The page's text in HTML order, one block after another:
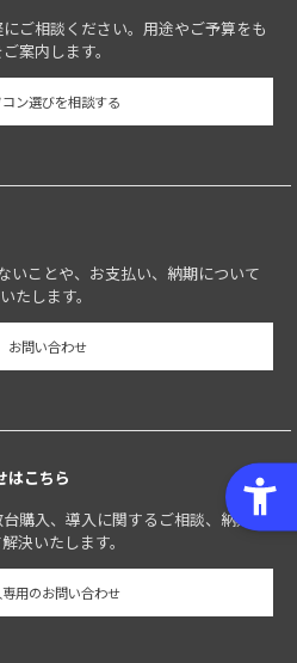
ご相談ください。用途やご予算をも
案内します。
ン選びを相談する
いことや、お支払い、納期について
たします。
お問い合わせ
はこちら
購入、導入に関するご相談、納期に
決いたします。
用のお問い合わせ